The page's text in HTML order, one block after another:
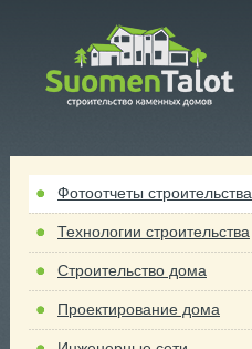
Фотоотчеты строительства
Технологии строительства
Строительство дома
Проектирование дома